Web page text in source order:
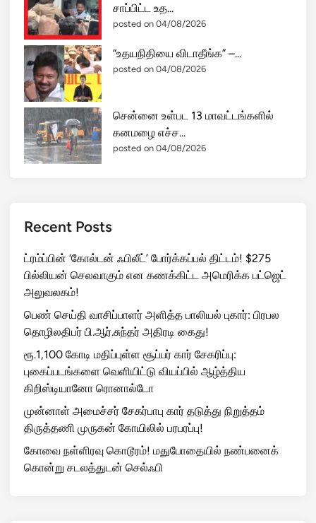
சாப்பிட்ட உத...
posted on 04/08/2026
“உதயநிதியை விடாதீங்க” –...
posted on 04/08/2026
சென்னை உள்பட 13 மாவட்டங்களில்
கனமழை எச்ச...
posted on 04/08/2026
Recent Posts
ட்ரம்ப்பின் ‘கோல்டன் ஃபிலீட்’ போர்க்கப்பல் திட்டம்! $275
பில்லியன் செலவாகும் என கணக்கிட்ட அமெரிக்க பட்ஜெட்
அலுவலகம்!
பெண் செய்தி வாசிப்பாளர் அளித்த பாலியல் புகார்: பிரபல
தொழிலதிபர் பி.ஆர்.சுந்தர் அதிரடி கைது!
ரூ.1,100 கோடி மதிப்புள்ள சூப்பர் கார் சேகரிப்பு:
புகைப்படங்களை வெளியிட்டு வியப்பில் ஆழ்த்திய
கிறிஸ்டியானோ ரொனால்டோ
முன்னாள் அமைச்சர் சேகர்பாபு கார் தடுத்து நிறுத்தம்
திருத்தணி முருகன் கோயிலில் பரபரப்பு!
கோவை நள்ளிரவு கொடூரம்! மதுபோதையில் நண்பனைக்
கொன்று சடலத்துடன் செல்ஃபி